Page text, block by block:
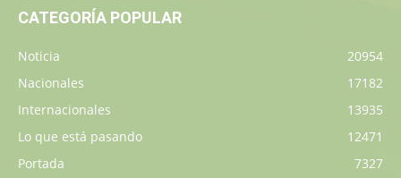
CATEGORÍA POPULAR
Noticia
20954
Nacionales
17182
Internacionales
13935
Lo que está pasando
12471
Portada
7327